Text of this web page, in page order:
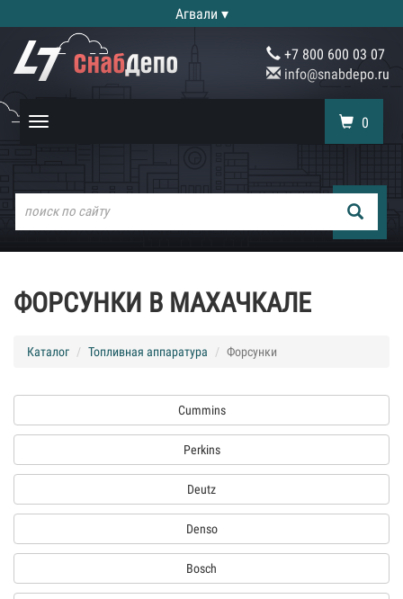
Агвали ▾
+7 800 600 03 07
info@snabdepo.ru
Toggle
0
ФОРСУНКИ В МАХАЧКАЛЕ
Каталог Топливная аппаратура Форсунки
Cummins
Perkins
Deutz
Denso
Bosch